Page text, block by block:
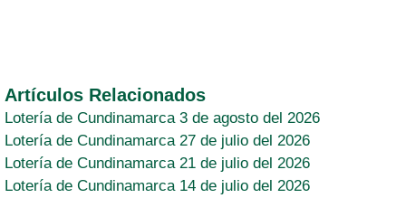
Artículos Relacionados
Lotería de Cundinamarca 3 de agosto del 2026
Lotería de Cundinamarca 27 de julio del 2026
Lotería de Cundinamarca 21 de julio del 2026
Lotería de Cundinamarca 14 de julio del 2026